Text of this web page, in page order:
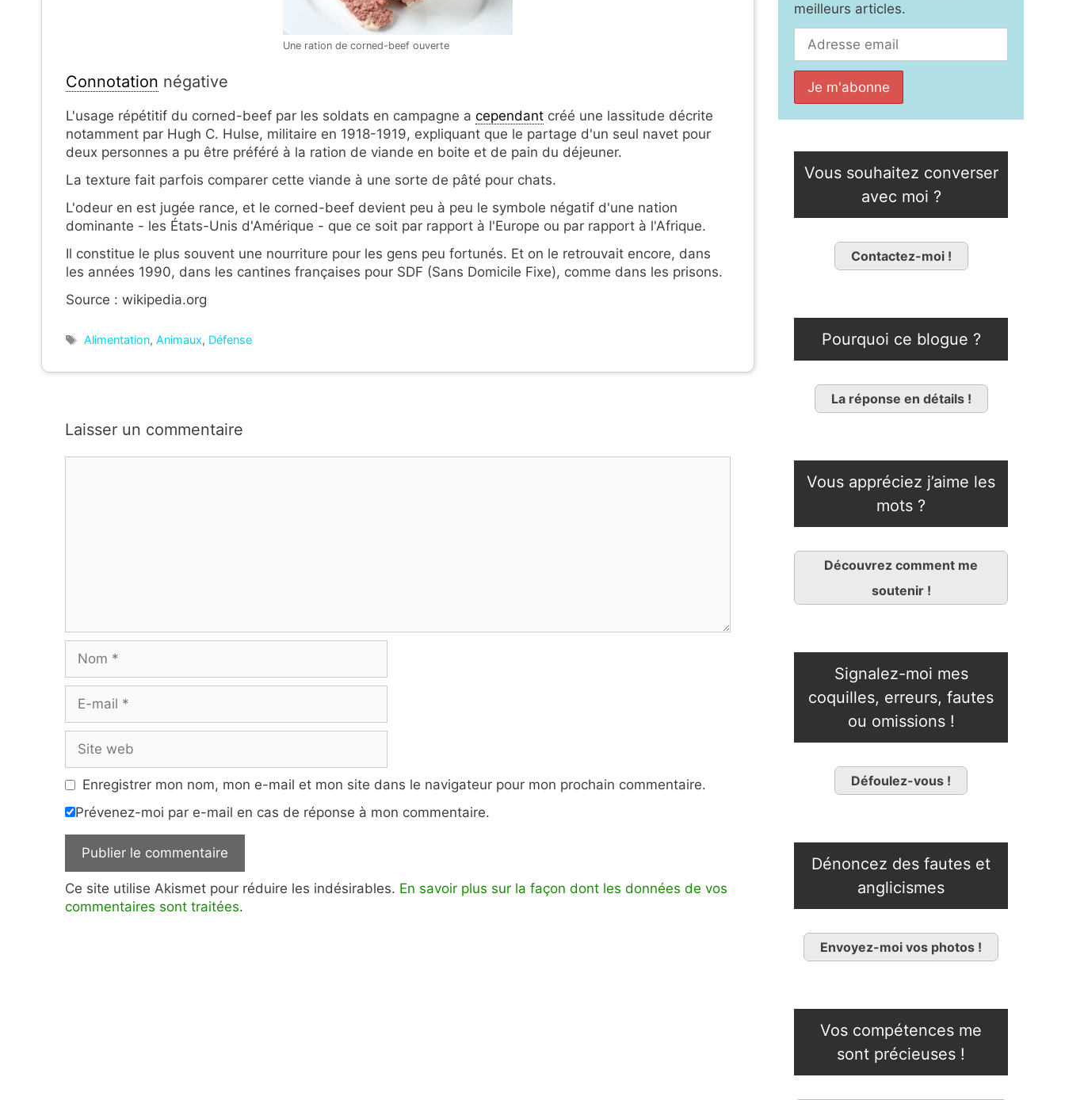
Une ration de corned-beef ouverte
Connotation négative
L'usage répétitif du corned-beef par les soldats en campagne a cependant créé une lassitude décrite
notamment par Hugh C. Hulse, militaire en 1918-1919, expliquant que le partage d'un seul navet pour
deux personnes a pu être préféré à la ration de viande en boite et de pain du déjeuner.
La texture fait parfois comparer cette viande à une sorte de pâté pour chats.
L'odeur en est jugée rance, et le corned-beef devient peu à peu le symbole négatif d'une nation
dominante - les États-Unis d'Amérique - que ce soit par rapport à l'Europe ou par rapport à l'Afrique.
Il constitue le plus souvent une nourriture pour les gens peu fortunés. Et on le retrouvait encore, dans
les années 1990, dans les cantines françaises pour SDF (Sans Domicile Fixe), comme dans les prisons.
Source : wikipedia.org
Étiquettes
Alimentation,Animaux, Défense
Laisser un commentaire
mail
web
Enregistrer mon nom, mon e-mail et mon site dans le navigateur pour mon prochain commentaire.
Prévenez-moi par e-mail en cas de réponse à mon commentaire.
Ce site utilise Akismet pour réduire les indésirables. En savoir plus sur la façon dont les données de vos
commentaires sont traitées.
meilleurs articles.
Vous souhaitez converser
avec moi ?
Contactez-moi !
Pourquoi ce blogue ?
La réponse en détails !
Vous appréciez j’aime les
mots ?
Découvrez comment me
soutenir !
Signalez-moi mes
coquilles, erreurs, fautes
ou omissions !
Défoulez-vous !
Dénoncez des fautes et
anglicismes
Envoyez-moi vos photos !
Vos compétences me
sont précieuses !